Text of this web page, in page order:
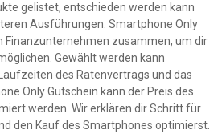
gelistet, entschieden werden kann
Ausführungen. Smartphone Only
zusammen, um dir
Gewählt werden kann
des Ratenvertrags und das
Only Gutschein kann der Preis des
werden. Wir erklären dir Schritt für
den Kauf des Smartphones optimierst.